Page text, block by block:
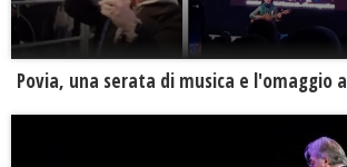
Povia, una serata di musica e l'omaggio